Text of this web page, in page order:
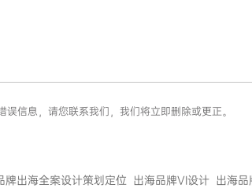
信息，请您联系我们，我们将立即删除或更正。
牌出海全案设计策划定位 出海品牌VI设计 出海